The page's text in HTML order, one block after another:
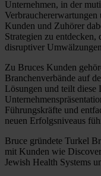
Unternehmen, in der
Kunden und Zuhörer
Strategien zu
disruptiver
Zu Bruces Kunden
Branchenverbände auf
Lösungen und teilt diese
Führungskräfte und
neuen Erfolgsniveaus
Bruce gründete Turkel
mit Kunden wie
Jewish Health Systems